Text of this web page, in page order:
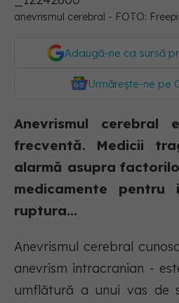
anevrismul cerebral - FOTO:
Adaugă-ne ca sursă
Urmărește-ne pe
Anevrismul cerebral
frecventă. Medicii
alarmă asupra
medicamente
ruptura...
Anevrismul cerebral
anevrism intracranian -
umflătură a unui vas de